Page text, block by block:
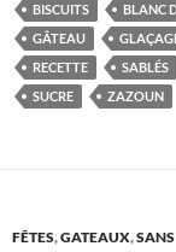
BISCUITS BLANC
GÂTEAU
RECETTE
SABLÉS
SUCRE
ZAZOUN
FÊTES,GATEAUX,